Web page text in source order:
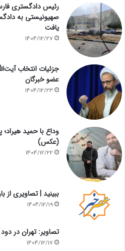
رئیس دادگستری
یافت
1404/12/27
جزئیات انتخاب
عضو خبرگان
1404/12/23
وداع با حمید
(عکس)
1404/12/22
ببینید | تصاویری از
1404/12/19
تصاویر: تهران در دود
1404/12/17